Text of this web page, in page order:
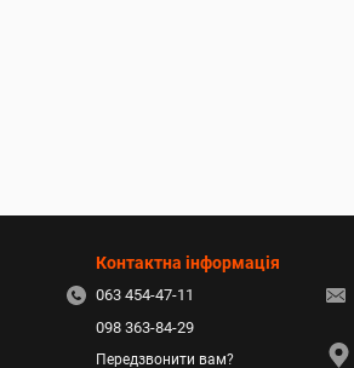
Контактна інформація
063 454-47-11
098 363-84-29
Передзвонити вам?